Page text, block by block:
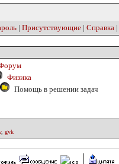
| Присутствующие | Справка |
Физика
Помощь в решении задач
, gvk